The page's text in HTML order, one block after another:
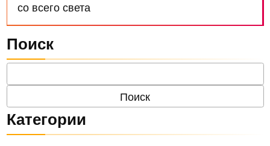
со всего света
Поиск
Категории